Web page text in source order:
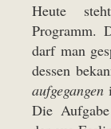
Heute
Programm.
darf man
dessen
aufgegangen
Die